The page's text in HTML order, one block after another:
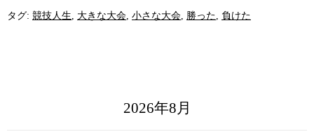
タグ: 競技人生, 大きな大会, 小さな大会, 勝った, 負けた
2026年8月